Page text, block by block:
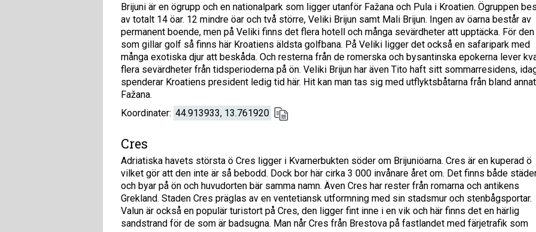
Brijuni är en ögrupp och en nationalpark som ligger utanför Fažana och Pula i Kroatien. Ögruppen
av totalt 14 öar. 12 mindre öar och två större, Veliki Brijun samt Mali Brijun. Ingen av öarna består av
permanent boende, men på Veliki finns det flera hotell och många sevärdheter att upptäcka. För den
som gillar golf så finns här Kroatiens äldsta golfbana. På Veliki ligger det också en safaripark med
många exotiska djur att beskåda. Och resterna från de romerska och bysantinska epokerna lever
flera sevärdheter från tidsperioderna på ön. Veliki Brijun har även Tito haft sitt sommarresidens,
spenderar Kroatiens president ledig tid här. Hit kan man tas sig med utflyktsbåtarna från bland annat
Fažana.
Koordinater: 44.913933, 13.761920
Cres
Adriatiska havets största ö Cres ligger i Kvarnerbukten söder om Brijuniöarna. Cres är en kuperad ö
vilket gör att den inte är så bebodd. Dock bor här cirka 3 000 invånare året om. Det finns både
och byar på ön och huvudorten bär samma namn. Även Cres har rester från romarna och antikens
Grekland. Staden Cres präglas av en ventetiansk utformning med sin stadsmur och stenbågsportar.
Valun är också en populär turistort på Cres, den ligger fint inne i en vik och här finns det en härlig
sandstrand för de som är badsugna. Man når Cres från Brestova på fastlandet med färjetrafik som